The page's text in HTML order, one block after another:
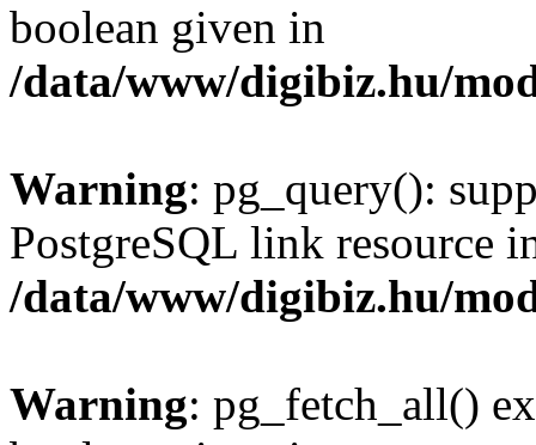
boolean given in
/data/www/digibiz.hu/
Warning: pg_query():
PostgreSQL link resource
/data/www/digibiz.hu/
Warning: pg_fetch_all()